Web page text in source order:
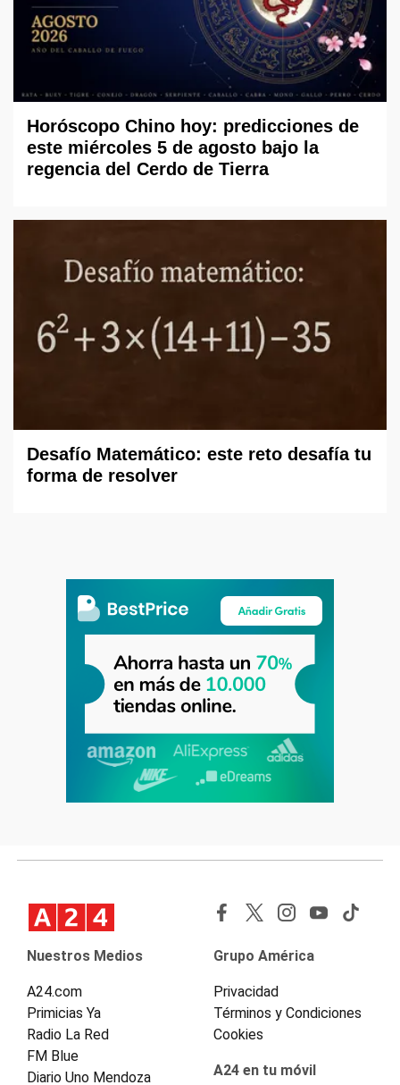
Horóscopo Chino hoy: predicciones de
este miércoles 5 de agosto bajo la
regencia del Cerdo de Tierra
Desafío Matemático: este reto desafía tu
forma de resolver
Nuestros Medios
A24.com
Primicias Ya
Radio La Red
FM Blue
Diario Uno Mendoza
Grupo América
Privacidad
Términos y Condiciones
Cookies
A24 en tu móvil